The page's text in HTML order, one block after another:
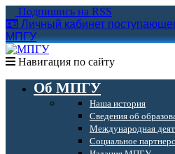
Подпишись на RSS
Личный кабинет
МПГУ
Навигация по сайту
Об МПГУ
Наша история
Сведения об
Международная
Социальное